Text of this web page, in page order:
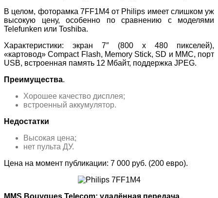
В целом, фоторамка 7FF1M4 от Philips имеет слишком уж
высокую цену, особенно по сравнению с моделями
Telefunken или Toshiba.
Характеристики: экран 7″ (800 x 480 пикселей),
«картовод» Compact Flash, Memory Stick, SD и MMC, порт
USB, встроенная память 12 Мбайт, поддержка JPEG.
Преимущества.
Хорошее качество дисплея;
встроенный аккумулятор.
Недостатки
Высокая цена;
нет пульта ДУ.
Цена на момент публикации: 7 000 руб. (200 евро).